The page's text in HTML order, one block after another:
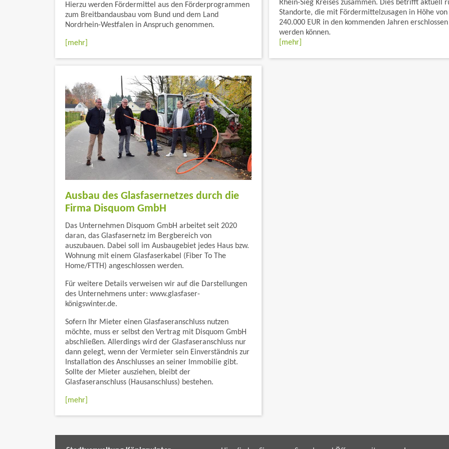
Hierzu werden Fördermittel aus den Förderprogrammen
zum Breitbandausbau vom Bund und dem Land
Nordrhein-Westfalen in Anspruch genommen.
[mehr]
Rhein-Sieg Kreises zusammen. Dies betrifft aktuell
Standorte, die mit Fördermittelzusagen in Höhe von
240.000 EUR in den kommenden Jahren erschlossen
werden können.
[mehr]
Ausbau des Glasfasernetzes durch die
Firma Disquom GmbH
Das Unternehmen Disquom GmbH arbeitet seit 2020
daran, das Glasfasernetz im Bergbereich von
auszubauen. Dabei soll im Ausbaugebiet jedes Haus bzw.
Wohnung mit einem Glasfaserkabel (Fiber To The
Home/FTTH) angeschlossen werden.
Für weitere Details verweisen wir auf die Darstellungen
des Unternehmens unter: www.glasfaser-
königswinter.de.
Sofern Ihr Mieter einen Glasfaseranschluss nutzen
möchte, muss er selbst den Vertrag mit Disquom GmbH
abschließen. Allerdings wird der Glasfaseranschluss nur
dann gelegt, wenn der Vermieter sein Einverständnis zur
Installation des Anschlusses an seiner Immobilie gibt.
Sollte der Mieter ausziehen, bleibt der
Glasfaseranschluss (Hausanschluss) bestehen.
[mehr]